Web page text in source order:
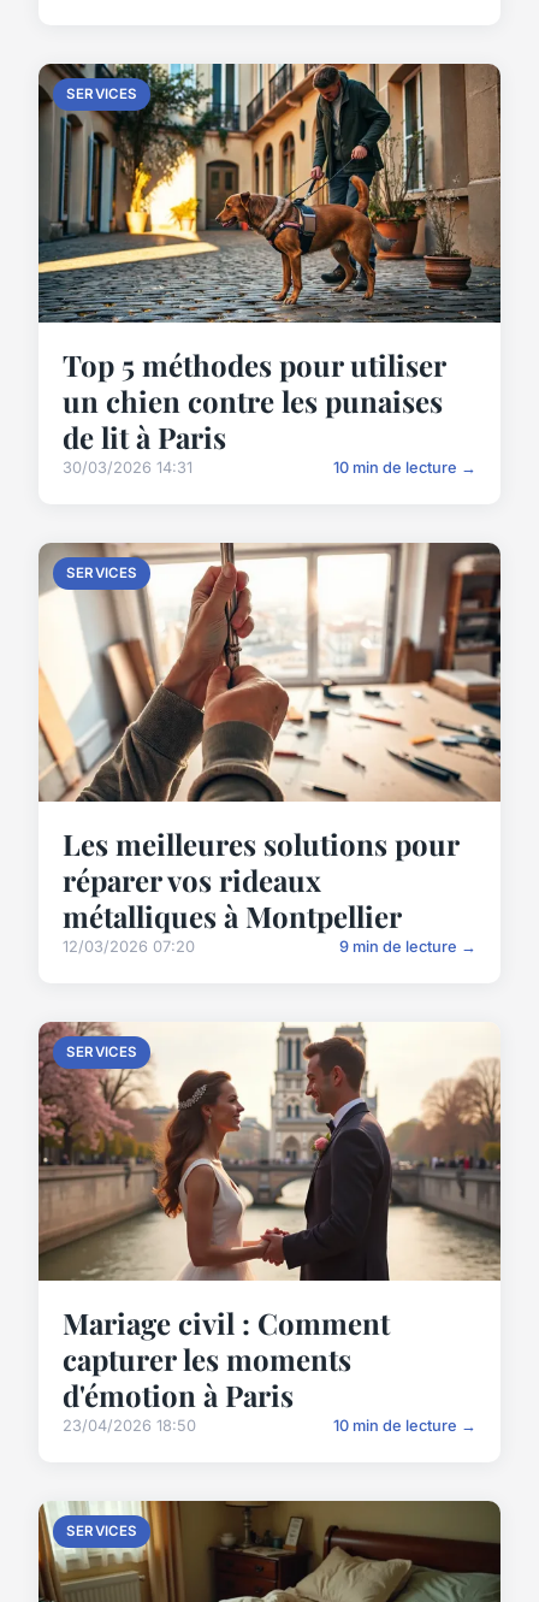
SERVICES
Top 5 méthodes pour utiliser
un chien contre les punaises
de lit à Paris
30/03/2026 14:31 10 min de lecture →
SERVICES
Les meilleures solutions pour
réparer vos rideaux
métalliques à Montpellier
12/03/2026 07:20 9 min de lecture →
SERVICES
Mariage civil : Comment
capturer les moments
d'émotion à Paris
23/04/2026 18:50 10 min de lecture →
SERVICES